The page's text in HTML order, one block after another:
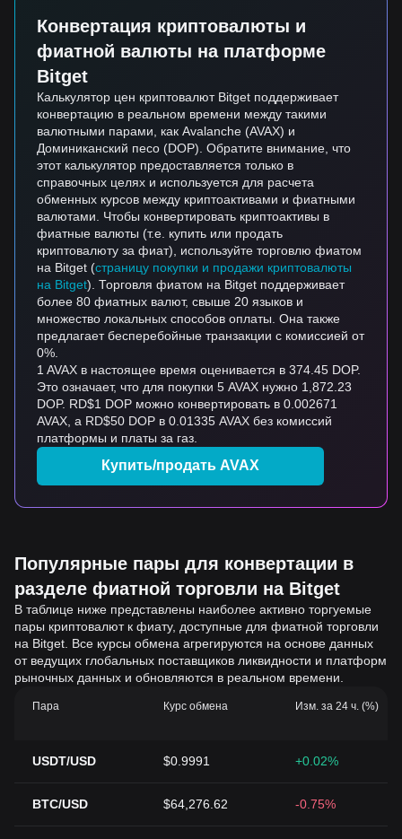
Конвертация криптовалюты и
фиатной валюты на платформе
Bitget
Калькулятор цен криптовалют Bitget поддерживает
конвертацию в реальном времени между такими
валютными парами, как Avalanche (AVAX) и
Доминиканский песо (DOP). Обратите внимание, что
этот калькулятор предоставляется только в
справочных целях и используется для расчета
обменных курсов между криптоактивами и фиатными
валютами. Чтобы конвертировать криптоактивы в
фиатные валюты (т.е. купить или продать
криптовалюту за фиат), используйте торговлю фиатом
на Bitget (страницу покупки и продажи криптовалюты
на Bitget). Торговля фиатом на Bitget поддерживает
более 80 фиатных валют, свыше 20 языков и
множество локальных способов оплаты. Она также
предлагает бесперебойные транзакции с комиссией от
0%.
1 AVAX в настоящее время оценивается в 374.45 DOP.
Это означает, что для покупки 5 AVAX нужно 1,872.23
DOP. RD$1 DOP можно конвертировать в 0.002671
AVAX, а RD$50 DOP в 0.01335 AVAX без комиссий
платформы и платы за газ.
Купить/продать AVAX
Популярные пары для конвертации в
разделе фиатной торговли на Bitget
В таблице ниже представлены наиболее активно торгуемые
пары криптовалют к фиату, доступные для фиатной торговли
на Bitget. Все курсы обмена агрегируются на основе данных
от ведущих глобальных поставщиков ликвидности и платформ
рыночных данных и обновляются в реальном времени.
Пара Курс обмена Изм. за 24 ч. (%)
USDT/USD $0.9991 +0.02%
BTC/USD $64,276.62 -0.75%